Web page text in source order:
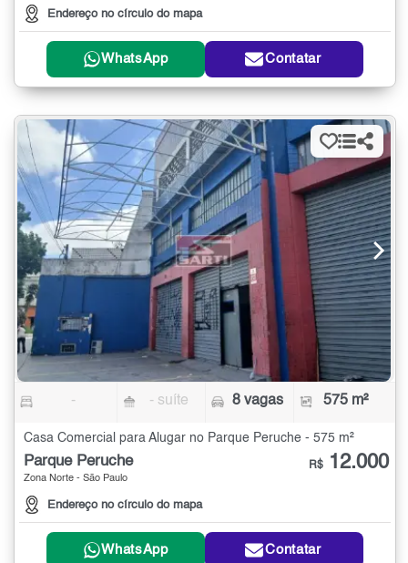
Endereço no círculo do mapa
WhatsApp Contatar
- - suíte 8 vagas 575 m²
Casa Comercial para Alugar no Parque Peruche - 575 m²
Parque Peruche
Zona Norte - São Paulo
Endereço no círculo do mapa
R$ 12.000
WhatsApp Contatar